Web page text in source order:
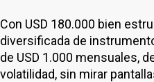
Con USD 180.000 bien
diversificada de
de USD 1.000 mensuales,
volatilidad, sin mirar